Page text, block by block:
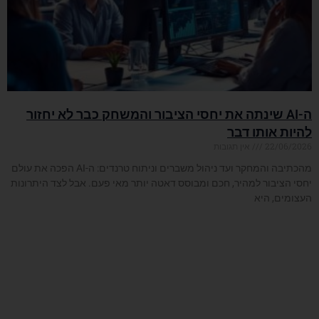
ה-AI שינתה את יחסי הציבור והמשחק כבר לא יחזור
להיות אותו דבר
מהכתיבה והמחקר ועד ניהול משברים וניתוח טרנדים: ה-AI הפכה את עולם
יחסי הציבור למהיר, חכם ומבוסס דאטה יותר מאי פעם. אבל לצד היתרונות
העצומים, היא